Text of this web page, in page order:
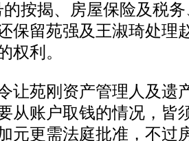
按揭、房屋保险及税
保留苑强及王淑琦处理
权利。
苑刚资产管理人及遗
从账户取钱的情况，皆
元更需法庭批准，不过
恋人啊 | 钟欣潼体验爱情哲学 南